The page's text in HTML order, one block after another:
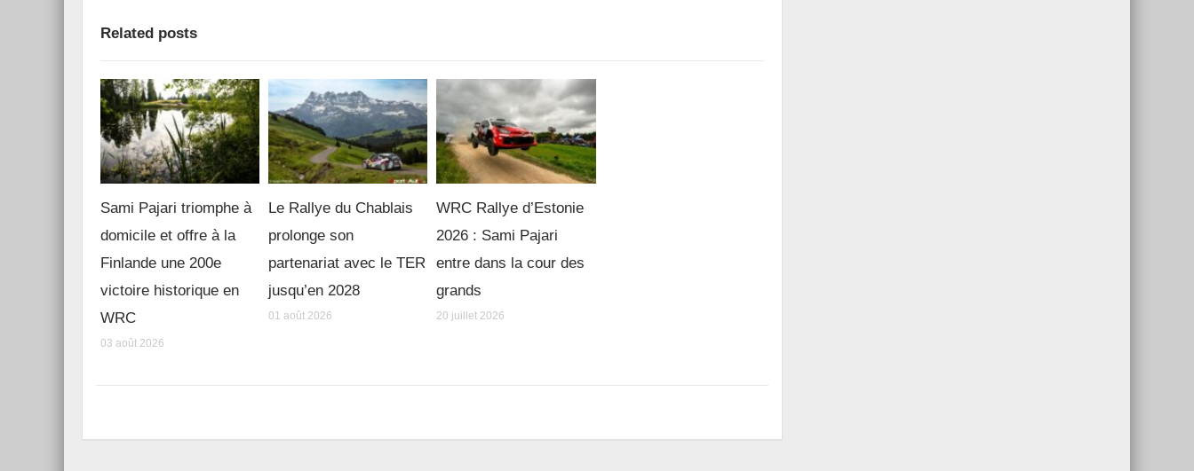
Related posts
Sami Pajari triomphe à
domicile et offre à la
Finlande une 200e
victoire historique en
WRC
03 août 2026
Le Rallye du Chablais
prolonge son
partenariat avec le TER
jusqu’en 2028
01 août 2026
WRC Rallye d’Estonie
2026 : Sami Pajari
entre dans la cour des
grands
20 juillet 2026